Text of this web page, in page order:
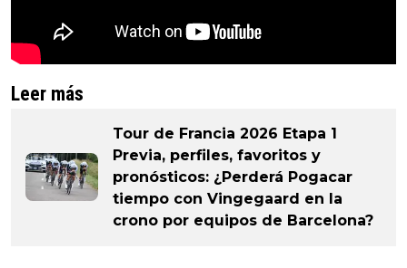
Leer más
Tour de Francia 2026 Etapa 1
Previa, perfiles, favoritos y
pronósticos: ¿Perderá Pogacar
tiempo con Vingegaard en la
crono por equipos de Barcelona?